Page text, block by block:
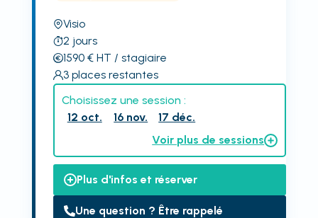
Visio
2 jours
1590€ HT / stagiaire
3 places restantes
Choisissez une session :
12 oct.
16 nov.
17 déc.
Voir plus de sessions
Plus d'infos et réserver
Une question ? Être rappelé